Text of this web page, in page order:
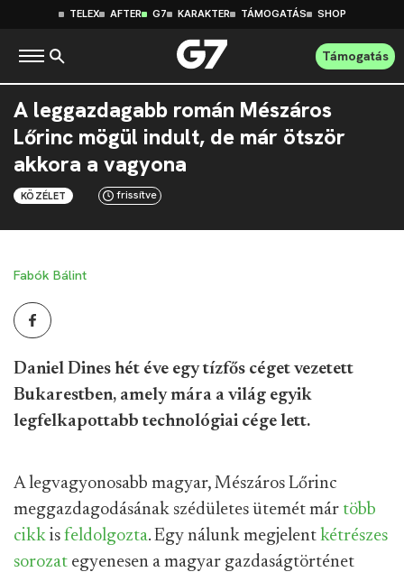
TELEX AFTER G7 KARAKTER TÁMOGATÁS SHOP
Támogatás
A leggazdagabb román Mészáros
Lőrinc mögül indult, de már ötször
akkora a vagyona
KÖZÉLET frissítve
Fabók Bálint
Daniel Dines hét éve egy tízfős céget vezetett
Bukarestben, amely mára a világ egyik
legfelkapottabb technológiai cége lett.
A legvagyonosabb magyar, Mészáros Lőrinc
meggazdagodásának szédületes ütemét már több
cikk is feldolgozta. Egy nálunk megjelent kétrészes
sorozat egyenesen a magyar gazdaságtörténet